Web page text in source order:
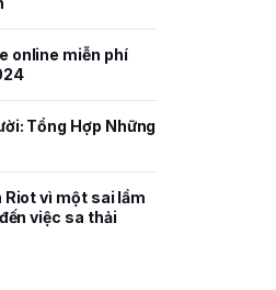
online miễn phí
Tổng Hợp Những
vì một sai lầm
việc sa thải